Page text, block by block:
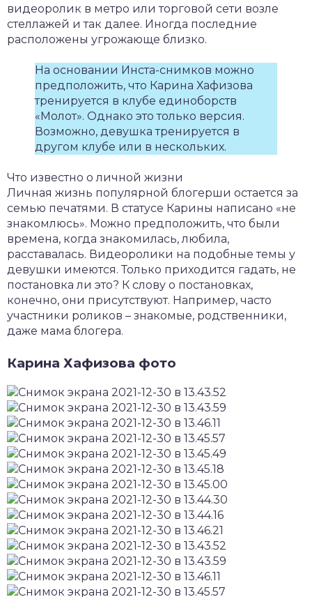
видеоролик в метро или торговой сети возле
стеллажей и так далее. Иногда последние
расположены угрожающе близко.
На основании Инста-снимков можно
предположить, что Карина Хафизова
тренируется в клубе единоборств
«Молот». Однако это только версия.
Возможно, девушка тренируется в
другом клубе или в нескольких.
Что известно о личной жизни
Личная жизнь популярной блогерши остается за
семью печатями. В статусе Карины написано «не
знакомлюсь». Можно предположить, что были
времена, когда знакомилась, любила,
расставалась. Видеоролики на подобные темы у
девушки имеются. Только приходится гадать, не
постановка ли это? К слову о постановках,
конечно, они присутствуют. Например, часто
участники роликов – знакомые, родственники,
даже мама блогера.
Карина Хафизова фото